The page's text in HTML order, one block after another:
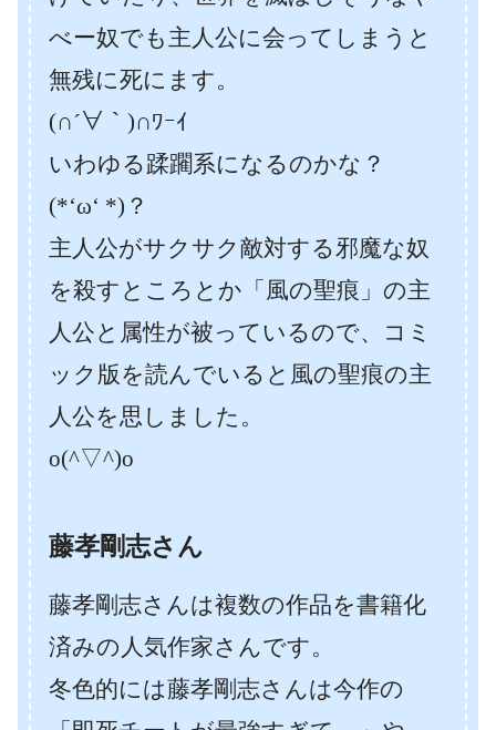
べー奴でも主人公に会ってしまうと
無残に死にます。
(∩´∀｀)∩ﾜｰｲ
いわゆる蹂躙系になるのかな？
(*‘ω‘ *)？
主人公がサクサク敵対する邪魔な奴
を殺すところとか「風の聖痕」の主
人公と属性が被っているので、コミ
ック版を読んでいると風の聖痕の主
人公を思しました。
o(^▽^)o
藤孝剛志さん
藤孝剛志さんは複数の作品を書籍化
済みの人気作家さんです。
冬色的には藤孝剛志さんは今作の